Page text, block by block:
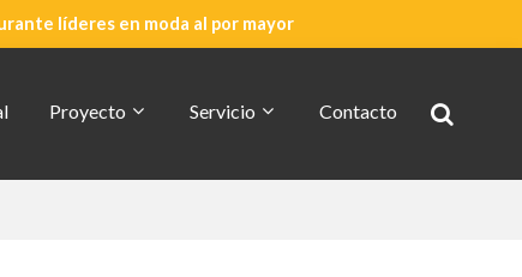
líderes en moda al por mayor
Proyecto Servicio Contacto